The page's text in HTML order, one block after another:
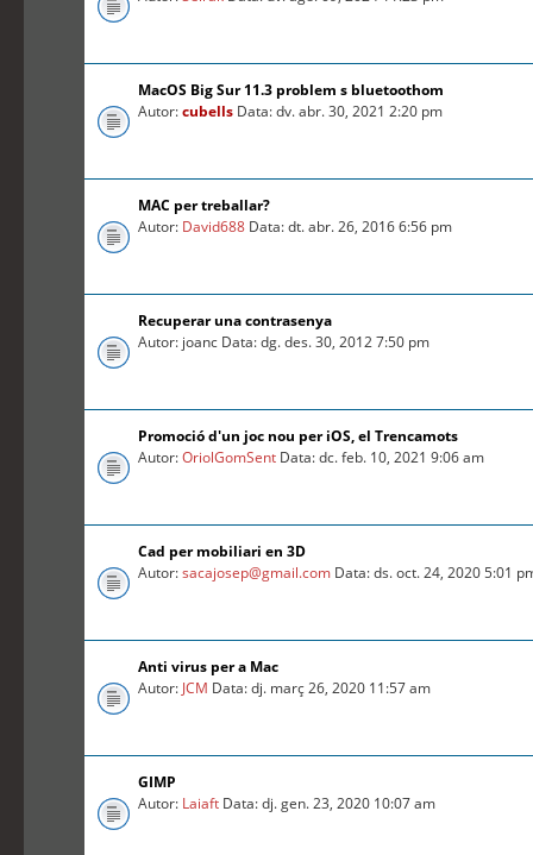
MacOS Big Sur 11.3 problem s bluetoothom
Autor:cubells Data: dv. abr. 30, 2021 2:20 pm
MAC per treballar?
Autor: David688 Data: dt. abr. 26, 2016 6:56 pm
Recuperar una contrasenya
Autor: joanc Data: dg. des. 30, 2012 7:50 pm
Promoció d'un joc nou per iOS, el Trencamots
Autor:OriolGomSent Data: dc. feb. 10, 2021 9:06 am
Cad per mobiliari en 3D
Autor:sacajosep@gmail.com Data: ds. oct. 24, 2020 5:01
Anti virus per a Mac
Autor: JCM Data: dj. març 26, 2020 11:57 am
GIMP
Autor: Laiaft Data: dj. gen. 23, 2020 10:07 am